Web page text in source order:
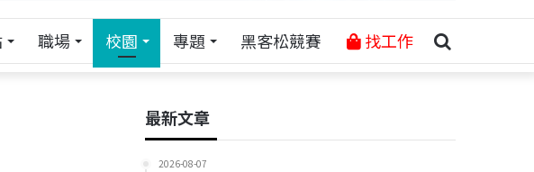
職場 校園 專題 黑客松競賽 找工作
最新文章
2026-08-07